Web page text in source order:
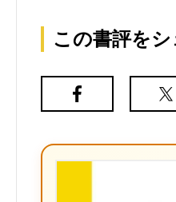
この書評を
Facebook
X